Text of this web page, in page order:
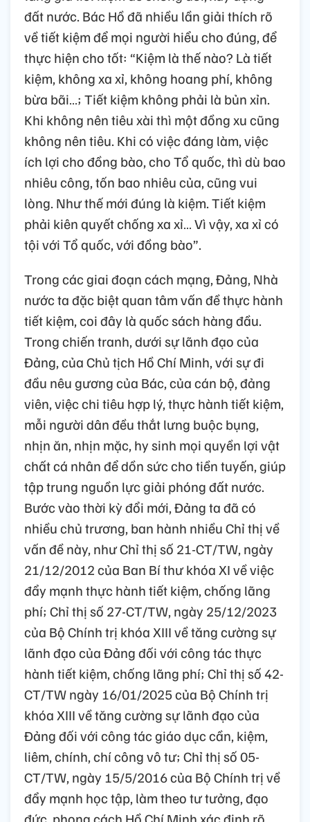
đất nước. Bác Hồ đã nhiều lần giải thích rõ
về tiết kiệm để mọi người hiểu cho đúng, để
thực hiện cho tốt: “Kiệm là thế nào? Là tiết
kiệm, không xa xỉ, không hoang phí, không
bừa bãi…; Tiết kiệm không phải là bủn xỉn.
Khi không nên tiêu xài thì một đồng xu cũng
không nên tiêu. Khi có việc đáng làm, việc
ích lợi cho đồng bào, cho Tổ quốc, thì dù bao
nhiêu công, tốn bao nhiêu của, cũng vui
lòng. Như thế mới đúng là kiệm. Tiết kiệm
phải kiên quyết chống xa xỉ… Vì vậy, xa xỉ có
tội với Tổ quốc, với đồng bào”.
Trong các giai đoạn cách mạng, Đảng, Nhà
nước ta đặc biệt quan tâm vấn đề thực hành
tiết kiệm, coi đây là quốc sách hàng đầu.
Trong chiến tranh, dưới sự lãnh đạo của
Đảng, của Chủ tịch Hồ Chí Minh, với sự đi
đầu nêu gương của Bác, của cán bộ, đảng
viên, việc chi tiêu hợp lý, thực hành tiết kiệm,
mỗi người dân đều thắt lưng buộc bụng,
nhịn ăn, nhịn mặc, hy sinh mọi quyền lợi vật
chất cá nhân để dồn sức cho tiền tuyến, giúp
tập trung nguồn lực giải phóng đất nước.
Bước vào thời kỳ đổi mới, Đảng ta đã có
nhiều chủ trương, ban hành nhiều Chỉ thị về
vấn đề này, như Chỉ thị số 21-CT/TW, ngày
21/12/2012 của Ban Bí thư khóa XI về việc
đẩy mạnh thực hành tiết kiệm, chống lãng
phí; Chỉ thị số 27-CT/TW, ngày 25/12/2023
của Bộ Chính trị khóa XIII về tăng cường sự
lãnh đạo của Đảng đối với công tác thực
hành tiết kiệm, chống lãng phí; Chỉ thị số 42-
CT/TW ngày 16/01/2025 của Bộ Chính trị
khóa XIII về tăng cường sự lãnh đạo của
Đảng đối với công tác giáo dục cần, kiệm,
liêm, chính, chí công vô tư; Chỉ thị số 05-
CT/TW, ngày 15/5/2016 của Bộ Chính trị về
đẩy mạnh học tập, làm theo tư tưởng, đạo